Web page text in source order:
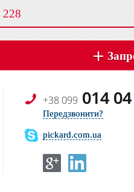
228
+38 099 014
Передзвонити?
pickard.com.ua